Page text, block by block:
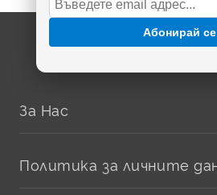
Абонирай се
За Нас
Политика за личните